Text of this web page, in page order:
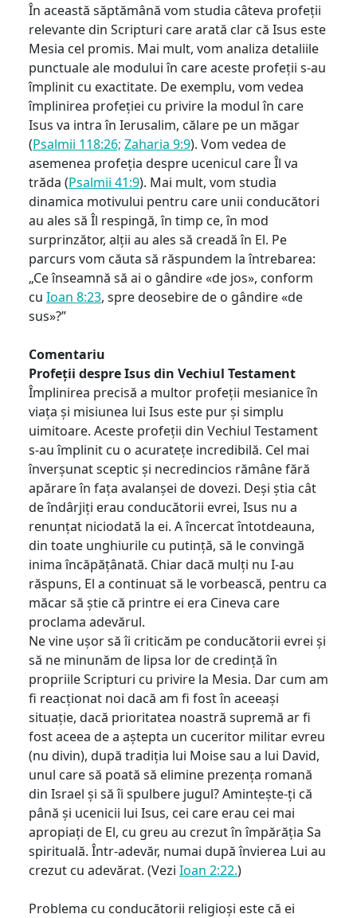
În această săptămână vom studia câteva profeții
relevante din Scripturi care arată clar că Isus este
Mesia cel promis. Mai mult, vom analiza detaliile
punctuale ale modului în care aceste profeții s-au
împlinit cu exactitate. De exemplu, vom vedea
împlinirea profeției cu privire la modul în care
Isus va intra în Ierusalim, călare pe un măgar
(Psalmii 118:26; Zaharia 9:9). Vom vedea de
asemenea profeția despre ucenicul care Îl va
trăda (Psalmii 41:9). Mai mult, vom studia
dinamica motivului pentru care unii conducători
au ales să Îl respingă, în timp ce, în mod
surprinzător, alții au ales să creadă în El. Pe
parcurs vom căuta să răspundem la întrebarea:
„Ce înseamnă să ai o gândire «de jos», conform
cu Ioan 8:23, spre deosebire de o gândire «de
sus»?”
Comentariu
Profeții despre Isus din Vechiul Testament
Împlinirea precisă a multor profeții mesianice în
viața și misiunea lui Isus este pur și simplu
uimitoare. Aceste profeții din Vechiul Testament
s-au împlinit cu o acuratețe incredibilă. Cel mai
înverșunat sceptic și necredincios rămâne fără
apărare în fața avalanșei de dovezi. Deși știa cât
de îndârjiți erau conducătorii evrei, Isus nu a
renunțat niciodată la ei. A încercat întotdeauna,
din toate unghiurile cu putință, să le convingă
inima încăpățânată. Chiar dacă mulți nu I-au
răspuns, El a continuat să le vorbească, pentru ca
măcar să știe că printre ei era Cineva care
proclama adevărul.
Ne vine ușor să îi criticăm pe conducătorii evrei și
să ne minunăm de lipsa lor de credință în
propriile Scripturi cu privire la Mesia. Dar cum am
fi reacționat noi dacă am fi fost în aceeași
situație, dacă prioritatea noastră supremă ar fi
fost aceea de a aștepta un cuceritor militar evreu
(nu divin), după tradiția lui Moise sau a lui David,
unul care să poată să elimine prezența romană
din Israel și să îi spulbere jugul? Amintește-ți că
până și ucenicii lui Isus, cei care erau cei mai
apropiați de El, cu greu au crezut în împărăția Sa
spirituală. Într-adevăr, numai după învierea Lui au
crezut cu adevărat. (Vezi Ioan 2:22.)
Problema cu conducătorii religioși este că ei